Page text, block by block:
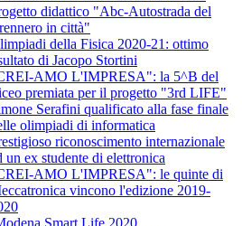
didattico "Abc-Autostrada del
in città"
della Fisica 2020-21: ottimo
di Jacopo Stortini
AMO L'IMPRESA": la 5^B del
premiata per il progetto "3rd LIFE"
Serafini qualificato alla fase finale
olimpiadi di informatica
riconoscimento internazionale
un ex studente di elettronica
AMO L'IMPRESA": le quinte di
vincono l'edizione 2019-